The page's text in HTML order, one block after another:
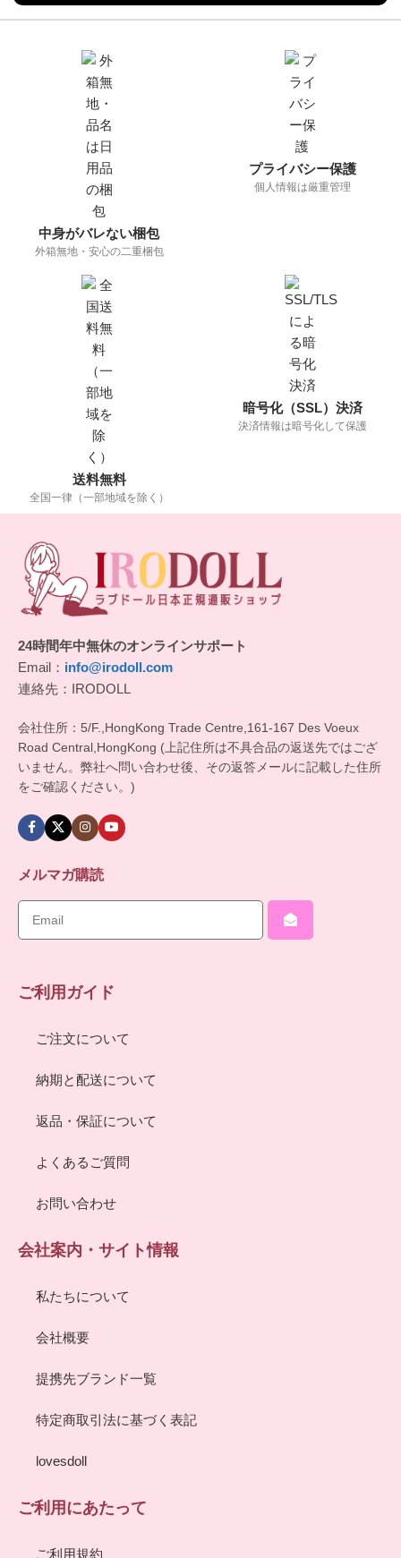
ご安心ポイント
中身がバレない梱包
外箱無地・安心の二重梱包
プライバシー保護
個人情報は厳重管理
送料無料
全国一律（一部地域を除く）
暗号化（SSL）決済
決済情報は暗号化して保護
24時間年中無休のオンラインサポート
Email： info@irodoll.com
連絡先：IRODOLL
会社住所：5/F.,HongKong Trade Centre,161-167 Des Voeux
Road Central,HongKong (上記住所は不具合品の返送先ではござ
いません。弊社へ問い合わせ後、その返答メールに記載した住所
をご確認ください。)
メルマガ購読
ご利用ガイド
ご注文について
納期と配送について
返品・保証について
よくあるご質問
お問い合わせ
会社案内・サイト情報
私たちについて
会社概要
提携先ブランド一覧
特定商取引法に基づく表記
lovesdoll
ご利用にあたって
ご利用規約